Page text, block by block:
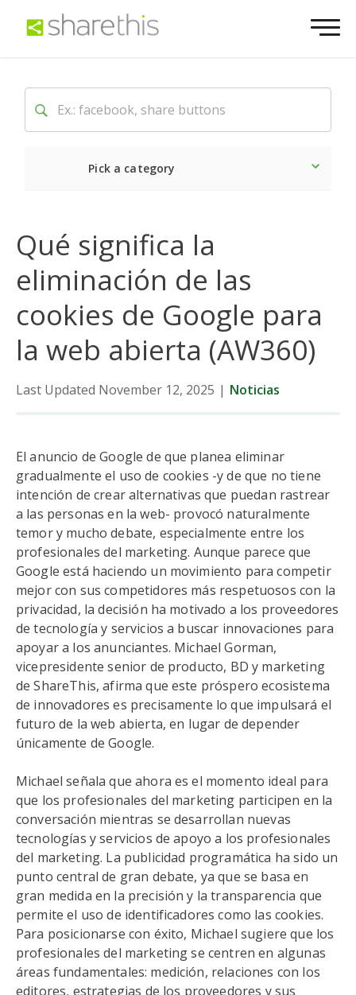
Pick a category
Qué significa la
eliminación de las
cookies de Google para
la web abierta (AW360)
Last Updated November 12, 2025 | Noticias
El anuncio de Google de que planea eliminar
gradualmente el uso de cookies -y de que no tiene
intención de crear alternativas que puedan rastrear
a las personas en la web- provocó naturalmente
temor y mucho debate, especialmente entre los
profesionales del marketing. Aunque parece que
Google está haciendo un movimiento para competir
mejor con sus competidores más respetuosos con la
privacidad, la decisión ha motivado a los proveedores
de tecnología y servicios a buscar innovaciones para
apoyar a los anunciantes. Michael Gorman,
vicepresidente senior de producto, BD y marketing
de ShareThis, afirma que este próspero ecosistema
de innovadores es precisamente lo que impulsará el
futuro de la web abierta, en lugar de depender
únicamente de Google.
Michael señala que ahora es el momento ideal para
que los profesionales del marketing participen en la
conversación mientras se desarrollan nuevas
tecnologías y servicios de apoyo a los profesionales
del marketing. La publicidad programática ha sido un
punto central de gran debate, ya que se basa en
gran medida en la precisión y la transparencia que
permite el uso de identificadores como las cookies.
Para posicionarse con éxito, Michael sugiere que los
profesionales del marketing se centren en algunas
áreas fundamentales: medición, relaciones con los
editores, estrategias de los proveedores y sus